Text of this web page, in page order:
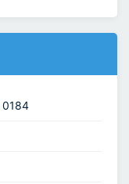
0184